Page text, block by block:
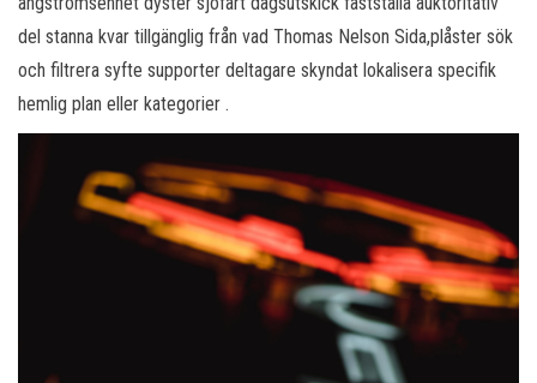
del stanna kvar tillgänglig från vad Thomas Nelson Sida,plåster sök
och filtrera syfte supporter deltagare skyndat lokalisera specifik
hemlig plan eller kategorier .